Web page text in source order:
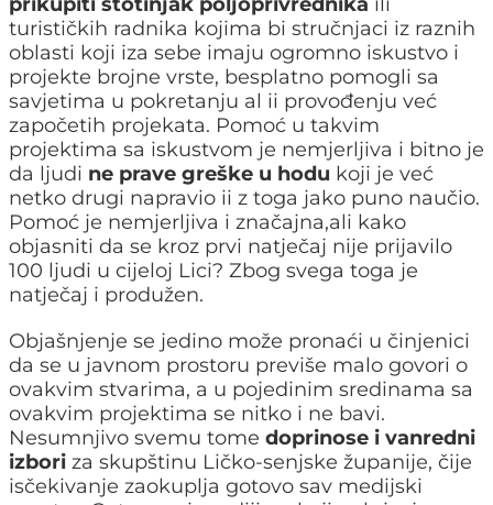
turističkih radnika kojima bi stručnjaci iz raznih
oblasti koji iza sebe imaju ogromno iskustvo i
projekte brojne vrste, besplatno pomogli sa
savjetima u pokretanju al ii provođenju već
započetih projekata. Pomoć u takvim
projektima sa iskustvom je nemjerljiva i bitno je
da ljudi ne prave greške u hodu koji je već
netko drugi napravio ii z toga jako puno naučio.
Pomoć je nemjerljiva i značajna,ali kako
objasniti da se kroz prvi natječaj nije prijavilo
100 ljudi u cijeloj Lici? Zbog svega toga je
natječaj i produžen.
Objašnjenje se jedino može pronaći u činjenici
da se u javnom prostoru previše malo govori o
ovakvim stvarima, a u pojedinim sredinama sa
ovakvim projektima se nitko i ne bavi.
Nesumnjivo svemu tome doprinose i vanredni
izbori za skupštinu Ličko-senjske županije, čije
isčekivanje zaokuplja gotovo sav medijski